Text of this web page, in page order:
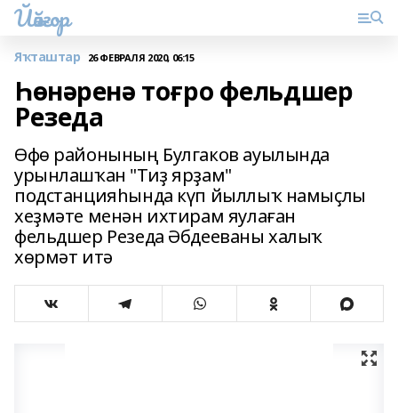
Йәйғор
Яҡташтар 26 ФЕВРАЛЯ 2020, 06:15
Һөнәренә тоғро фельдшер
Резеда
Өфө районының Булгаков ауылында
урынлашҡан "Тиҙ ярҙам"
подстанцияһында күп йыллыҡ намыҫлы
хеҙмәте менән ихтирам яулаған
фельдшер Резеда Әбдееваны халыҡ
хөрмәт итә